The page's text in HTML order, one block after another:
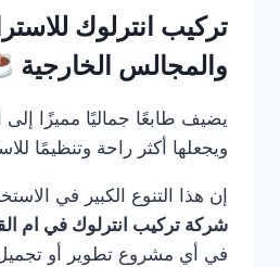
تركيب انترلوك
والمجالس الخارجية
يضيف طابعًا جماليًا مميزًا
ويجعلها أكثر راحة وتنظيمًا
إن هذا التنوع الكبير في
شركة تركيب انترلوك في ام
في أي مشروع تطوير أو